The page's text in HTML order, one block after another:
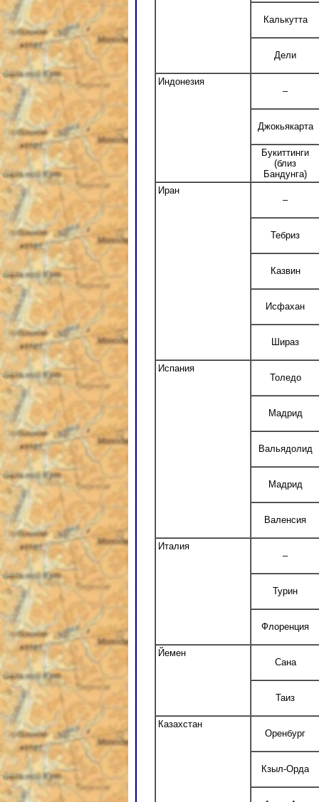
Калькутта
Дели
Индонезия
–
Джокьякарта
Букиттинги
(близ
Бандунга)
Иран
–
Тебриз
Казвин
Исфахан
Шираз
Испания
Толедо
Мадрид
Вальядолид
Мадрид
Валенсия
Италия
–
Турин
Флоренция
Йемен
Сана
Таиз
Казахстан
Оренбург
Кзыл-Орда